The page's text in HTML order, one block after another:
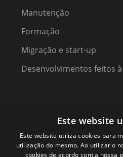
Manutenção
Formação
Migração e start-up
Desenvolvimentos feitos
(C) 2023, MPM SOFTWARE, a
Este website
Este website utiliza cookies para
utilização do mesmo. Ao utilizar o
cookies de acordo com a nossa